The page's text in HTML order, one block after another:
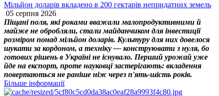
Мільйон доларів вкладено в 200 гектарів непридатних земель
05 серпня 2026
Піщані поля, які роками вважали малопродуктивними й
майже не обробляли, стали майданчиком для інвестиції
розміром понад мільйон доларів. Культуру для них довелося
шукати за кордоном, а техніку — конструювати з нуля, бо
готових рішень в Україні не існувало. Перший урожай уже
йде на експорт, проте науковці застерігають: вкладення
повертаються не раніше ніж через п'ять-шість років.
Більше інформації